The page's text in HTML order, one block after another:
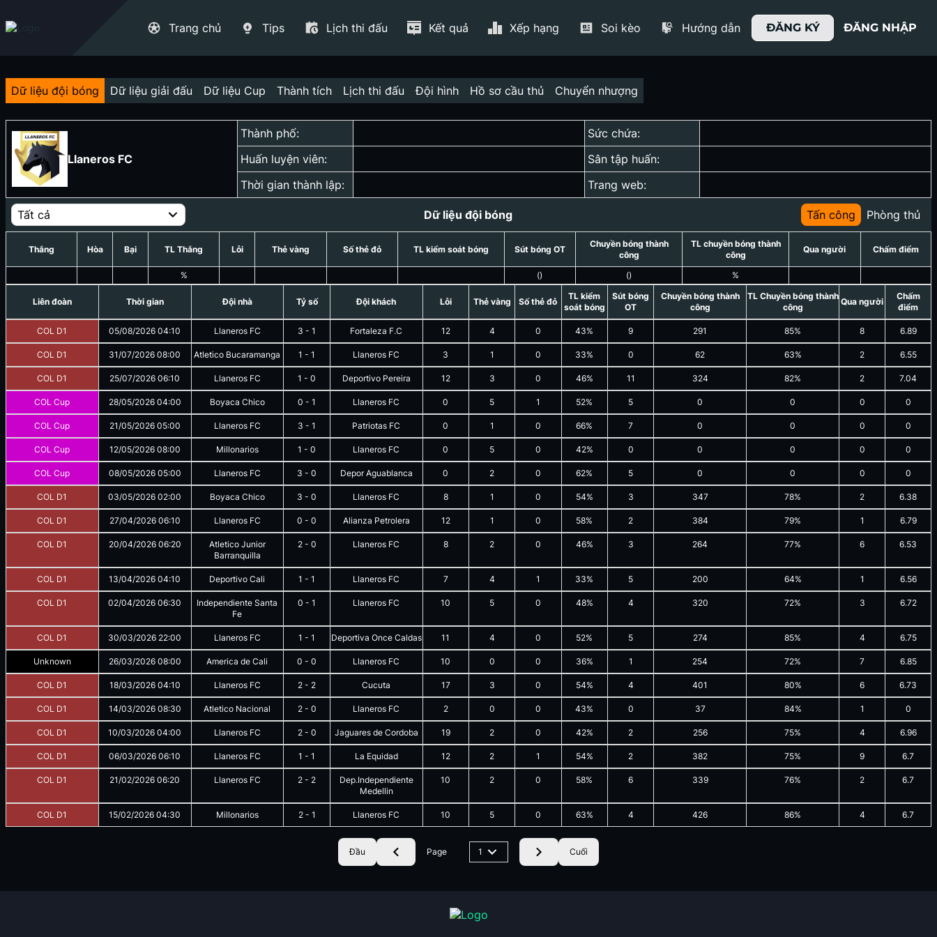
Trang chủ Tips Lịch thi đấu Kết quả Xếp hạng Soi kèo Hướng dẫn ĐĂNG KÝ ĐĂNG NHẬP
Dữ liệu đội bóng Dữ liệu giải đấu Dữ liệu Cup Thành tích Lịch thi đấu Đội hình Hồ sơ cầu thủ Chuyển nhượng
Llaneros FC
Thành phố:
Sức chứa:
Huấn luyện viên:
Sân tập huấn:
Thời gian thành lập:
Trang web:
Tất cả Dữ liệu đội bóng Tấn công Phòng thủ
Thắng Hòa Bại TL Thắng
%
Lỗi Thẻ vàng Số thẻ đỏ TL kiểm soát bóng Sút bóng OT
()
Chuyền bóng thành
công
()
TL chuyền bóng thành
công
%
Qua người Chấm điểm
Liên đoàn Thời gian Đội nhà Tỷ số Đội khách Lỗi Thẻ vàng Số thẻ đỏ
TL kiểm
soát bóng
Sút bóng
OT
Chuyền bóng thành
công
TL Chuyền bóng thành
công
Qua người
Chấm
điểm
COL D1 05/08/2026 04:10 Llaneros FC 3 -1 Fortaleza F.C 12 4 0 43% 9 291 85% 8 6.89
COL D1 31/07/2026 08:00 Atletico Bucaramanga 1 -1 Llaneros FC 3 1 0 33% 0 62 63% 2 6.55
COL D1 25/07/2026 06:10 Llaneros FC 1 -0 Deportivo Pereira 12 3 0 46% 11 324 82% 2 7.04
COL Cup 28/05/2026 04:00 Boyaca Chico 0 -1 Llaneros FC 0 5 1 52% 5 0 0 0 0
COL Cup 21/05/2026 05:00 Llaneros FC 3 -1 Patriotas FC 0 1 0 66% 7 0 0 0 0
COL Cup 12/05/2026 08:00 Millonarios 1 -0 Llaneros FC 0 5 0 42% 0 0 0 0 0
COL Cup 08/05/2026 05:00 Llaneros FC 3 -0 Depor Aguablanca 0 2 0 62% 5 0 0 0 0
COL D1 03/05/2026 02:00 Boyaca Chico 3 -0 Llaneros FC 8 1 0 54% 3 347 78% 2 6.38
COL D1 27/04/2026 06:10 Llaneros FC 0 -0 Alianza Petrolera 12 1 0 58% 2 384 79% 1 6.79
COL D1 20/04/2026 06:20
Atletico Junior
Barranquilla
2- 0 Llaneros FC 8 2 0 46% 3 264 77% 6 6.53
COL D1 13/04/2026 04:10 Deportivo Cali 1 -1 Llaneros FC 7 4 1 33% 5 200 64% 1 6.56
COL D1 02/04/2026 06:30
Independiente Santa
Fe
0 -1 Llaneros FC 10 5 0 48% 4 320 72% 3 6.72
COL D1 30/03/2026 22:00 Llaneros FC 1 -1 Deportiva Once Caldas 11 4 0 52% 5 274 85% 4 6.75
Unknown 26/03/2026 08:00 America de Cali 0 -0 Llaneros FC 10 0 0 36% 1 254 72% 7 6.85
COL D1 18/03/2026 04:10 Llaneros FC 2 - 2 Cucuta 17 3 0 54% 4 401 80% 6 6.73
COL D1 14/03/2026 08:30 Atletico Nacional 2- 0 Llaneros FC 2 0 0 43% 0 37 84% 1 0
COL D1 10/03/2026 04:00 Llaneros FC 2- 0 Jaguares de Cordoba 19 2 0 42% 2 256 75% 4 6.96
COL D1 06/03/2026 06:10 Llaneros FC 1 -1 La Equidad 12 2 1 54% 2 382 75% 9 6.7
COL D1 21/02/2026 06:20 Llaneros FC 2 - 2
Dep.Independiente
Medellin
10 2 0 58% 6 339 76% 2 6.7
COL D1 15/02/2026 04:30 Millonarios 2- 1 Llaneros FC 10 5 0 63% 4 426 86% 4 6.7
Đầu Page 1 Cuối